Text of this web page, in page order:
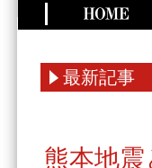
最新記事
熊本地